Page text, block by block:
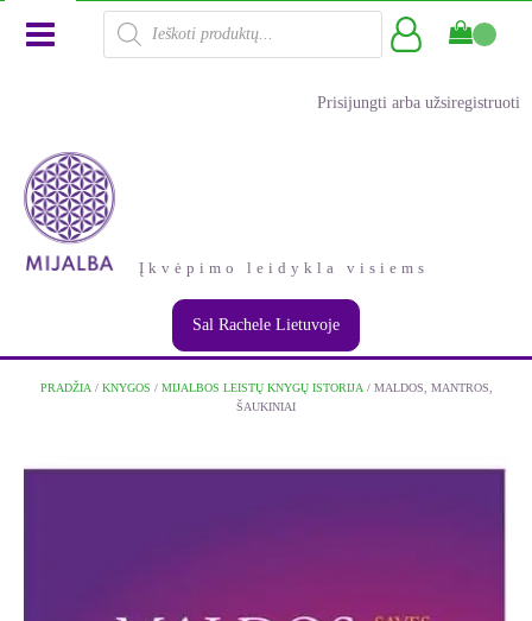
Products
search
Prisijungti arba užsiregistruoti
Įkvėpimo leidykla visiems
Sal Rachele Lietuvoje
PRADŽIA / KNYGOS / MIJALBOS LEISTŲ KNYGŲ ISTORIJA / MALDOS, MANTROS,
ŠAUKINIAI